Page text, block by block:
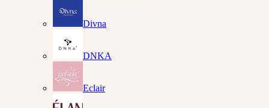
Divna
DNKA
Eclair